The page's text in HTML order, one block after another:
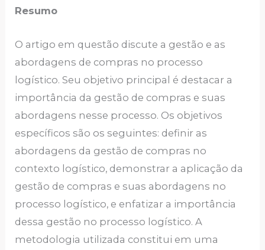
Resumo
O artigo em questão discute a gestão e as
abordagens de compras no processo
logístico. Seu objetivo principal é destacar a
importância da gestão de compras e suas
abordagens nesse processo. Os objetivos
específicos são os seguintes: definir as
abordagens da gestão de compras no
contexto logístico, demonstrar a aplicação da
gestão de compras e suas abordagens no
processo logístico, e enfatizar a importância
dessa gestão no processo logístico. A
metodologia utilizada constitui em uma